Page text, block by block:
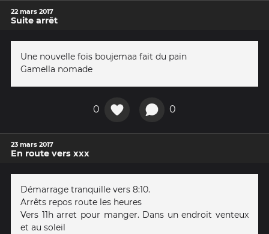
22 mars 2017
Suite arrêt
Une nouvelle fois boujemaa fait du pain
Gamella nomade
0 0
23 mars 2017
En route vers xxx
Démarrage tranquille vers 8:10.
Arrêts repos route les heures
Vers 11h arret pour manger. Dans un endroit venteux
et au soleil